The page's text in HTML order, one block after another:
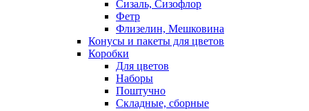
Сизаль, Сизофлор
Фетр
Флизелин, Мешковина
Конусы и пакеты для цветов
Коробки
Для цветов
Наборы
Поштучно
Складные, сборные